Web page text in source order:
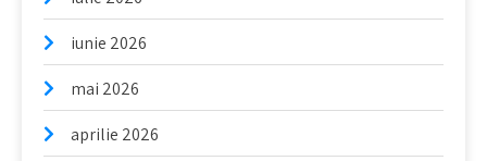
iunie 2026
mai 2026
aprilie 2026